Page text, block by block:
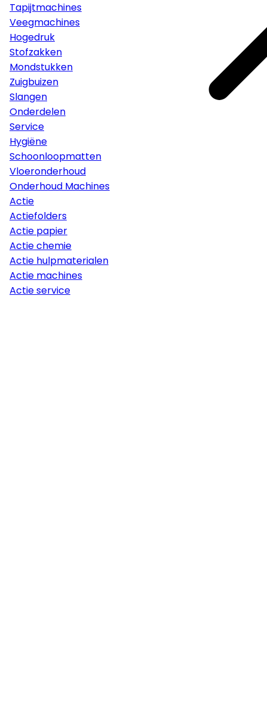
Tapijtmachines
Veegmachines
Hogedruk
Stofzakken
Mondstukken
Zuigbuizen
Slangen
Onderdelen
Service
Hygiëne
Schoonloopmatten
Vloeronderhoud
Onderhoud Machines
Actie
Actiefolders
Actie papier
Actie chemie
Actie hulpmaterialen
Actie machines
Actie service